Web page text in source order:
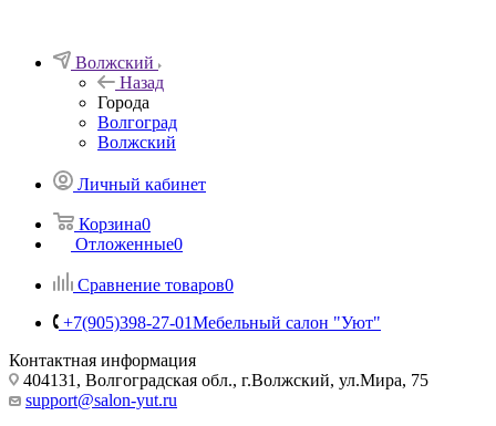
Волжский
Назад
Города
Волгоград
Волжский
Личный кабинет
Корзина0
Отложенные0
Сравнение товаров0
+7(905)398-27-01Мебельный салон "Уют"
Контактная информация
404131, Волгоградская обл., г.Волжский, ул.Мира, 75
support@salon-yut.ru